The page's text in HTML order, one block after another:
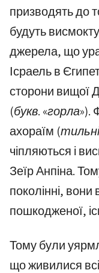
призводять до
будуть
джерела, що
Ісраель в
сторони вищої
(букв. «горла»).
ахораїм
чіпляються і
Зеїр Анпіна.
поколінні, вони
пошкодженої,
Тому були
що живилися